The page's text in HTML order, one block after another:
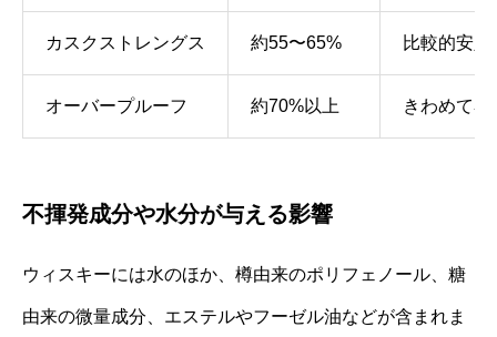
カスクストレングス 約55〜65% 比較的安定
オーバープルーフ 約70%以上 きわめて容
不揮発成分や水分が与える影響
ウィスキーには水のほか、樽由来のポリフェノール、糖
由来の微量成分、エステルやフーゼル油などが含まれま